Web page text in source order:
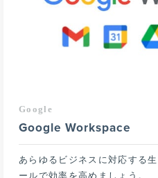
Google
Google Workspace
あらゆるビジネスに対応する
ールで効率を高めましょう。